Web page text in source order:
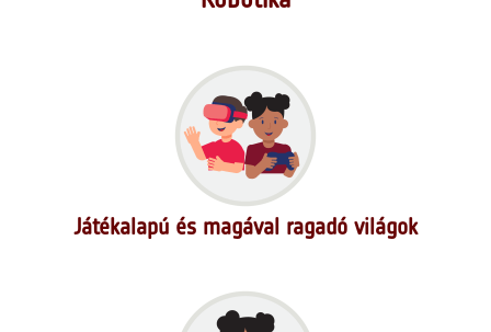
Játékalapú és magával ragadó világok